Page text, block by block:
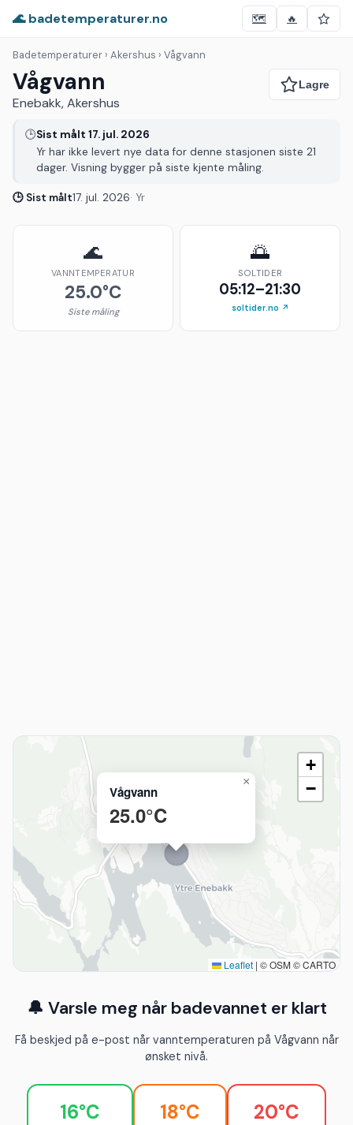
🌊 badetemperaturer.no 🗺️ 🔥
Badetemperaturer › Akershus › Vågvann
Vågvann
Enebakk, Akershus
🕒Sist målt 17. jul. 2026
Yr har ikke levert nye data for denne stasjonen siste 21
dager. Visning bygger på siste kjente måling.
🕒 Sist målt17. jul. 2026· Yr
🌊
VANNTEMPERATUR
25.0°C
Siste måling
🌅
SOLTIDER
05:12–21:30
soltider.no ↗
Vågvann
25.0°C
×
+
−
Leaflet | © OSM © CARTO
🔔 Varsle meg når badevannet er klart
Få beskjed på e-post når vanntemperaturen på Vågvann når
ønsket nivå.
16°C 18°C 20°C